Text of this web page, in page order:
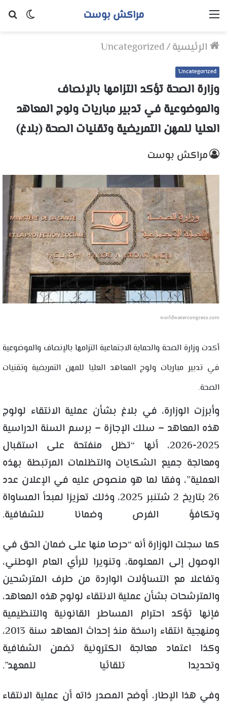
الوضع
مراكش بوست القائمة
الرئيسية/
Uncategorized
Uncategorized
وزارة الصحة تؤكد التزامها بالإنصاف
والموضوعية في تدبير مباريات ولوج المعاهد
العليا للمهن التمريضية وتقنيات الصحة (بلاغ)
مراكش بوست
worldwatercongress.com
أكدت وزارة الصحة والحماية الاجتماعية التزامها بالإنصاف والموضوعية
في تدبير مباريات ولوج المعاهد العليا للمهن التمريضية وتقنيات
الصحة.
وأبرزت الوزارة، في بلاغ بشأن عملية الانتقاء لولوج
هذه المعاهد – سلك الإجازة – برسم السنة الدراسية
2025-2026، أنها “تظل منفتحة على استقبال
ومعالجة جميع الشكايات والتظلمات المرتبطة بهذه
العملية”، وفقا لما هو منصوص عليه في الإعلان عدد
26 بتاريخ 2 شتنبر 2025، وذلك تعزيزا لمبدأ المساواة
وتكافؤ الفرص وضمانا للشفافية.
كما سجلت الوزارة أنه “حرصا منها على ضمان الحق في
الوصول إلى المعلومة، وتنويرا للرأي العام الوطني،
وتفاعلا مع التساؤلات الواردة من طرف المترشحين
والمترشحات بشأن عملية الانتقاء لولوج هذه المعاهد،
فإنها تؤكد احترام المساطر القانونية والتنظيمية
ومنهجية انتقاء راسخة منذ إحداث المعاهد سنة 2013،
وكذا اعتماد معالجة الكترونية تضمن الشفافية
وتحديدا تلقائيا للمعهد”.
وفي هذا الإطار، أوضح المصدر ذاته أن عملية الانتقاء